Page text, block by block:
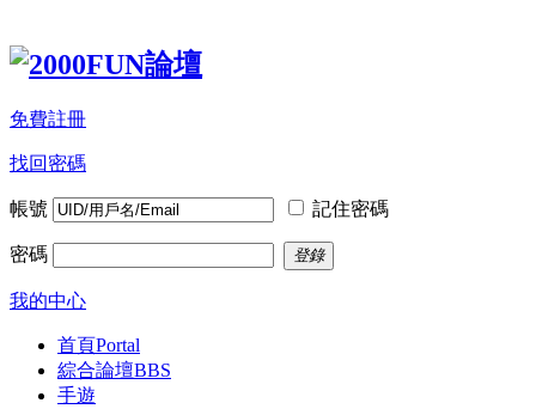
免費註冊
找回密碼
帳號 記住密碼
密碼 登錄
我的中心
首頁Portal
綜合論壇BBS
手遊